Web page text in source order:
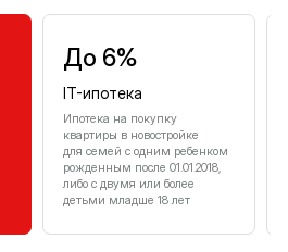
До 6%
IT-ипотека
Ипотека на покупку
квартиры в новостройке
для семей с одним ребенком
рожденным после 01.01.2018,
либо с двумя или более
детьми младше 18 лет